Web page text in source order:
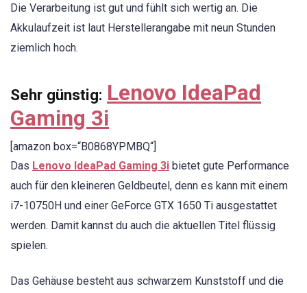
Die Verarbeitung ist gut und fühlt sich wertig an. Die
Akkulaufzeit ist laut Herstellerangabe mit neun Stunden
ziemlich hoch.
Sehr günstig: Lenovo IdeaPad
Gaming 3i
[amazon box=“B0868YPMBQ“]
Das Lenovo IdeaPad Gaming 3i bietet gute Performance
auch für den kleineren Geldbeutel, denn es kann mit einem
i7-10750H und einer GeForce GTX 1650 Ti ausgestattet
werden. Damit kannst du auch die aktuellen Titel flüssig
spielen.
Das Gehäuse besteht aus schwarzem Kunststoff und die